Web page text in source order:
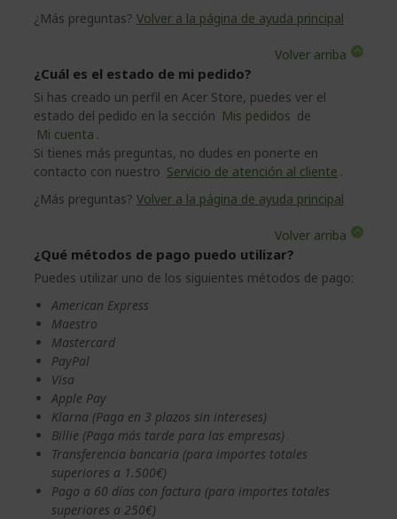
¿Más preguntas? Volver a la página de ayuda principal
Volver arriba
¿Cuál es el estado de mi pedido?
Si has creado un perfil en Acer Store, puedes ver el
estado del pedido en la sección Mis pedidos de
Mi cuenta .
Si tienes más preguntas, no dudes en ponerte en
contacto con nuestro Servicio de atención al cliente .
¿Más preguntas? Volver a la página de ayuda principal
Volver arriba
¿Qué métodos de pago puedo utilizar?
Puedes utilizar uno de los siguientes métodos de pago:
American Express
Maestro
Mastercard
PayPal
Visa
Apple Pay
Klarna (Paga en 3 plazos sin intereses)
Billie (Paga más tarde para las empresas)
Transferencia bancaria (para importes totales
superiores a 1.500€)
Pago a 60 días con factura (para importes totales
superiores a 250€)